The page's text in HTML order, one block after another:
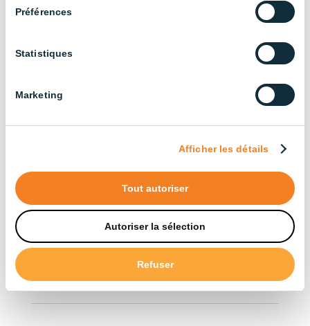
Préférences
Statistiques
Marketing
Afficher les détails
Tout autoriser
Autoriser la sélection
Refuser
Élevage bovin (13)
Élevage de poulets de chair (14)
Élevage de poules pondeuses (13)
Élevage porcin (22)
Trier par type
Accessoires (12)